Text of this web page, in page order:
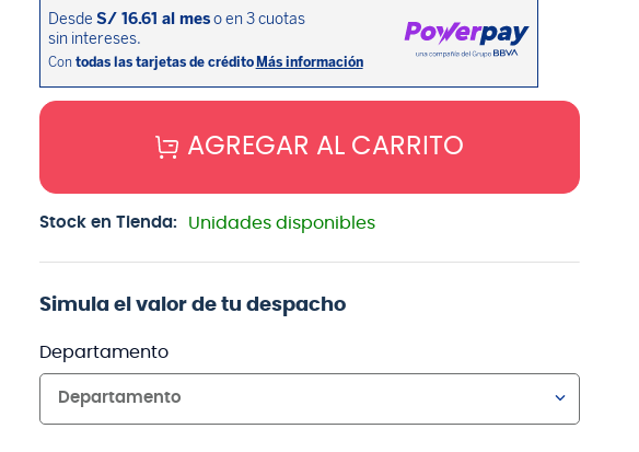
AGREGAR AL CARRITO
Stock en Tienda: Unidades disponibles
Simula el valor de tu despacho
Departamento
Departamento